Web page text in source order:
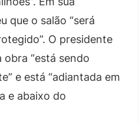
que o salão “será
O presidente
“está sendo
e está “adiantada em
e abaixo do